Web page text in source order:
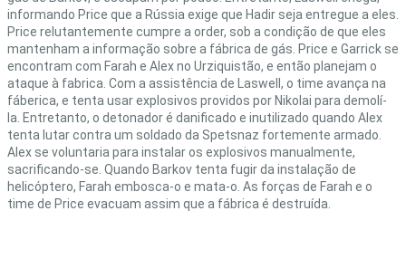
informando Price que a Rússia exige que Hadir seja entregue a eles.
Price relutantemente cumpre a order, sob a condição de que eles
mantenham a informação sobre a fábrica de gás. Price e Garrick se
encontram com Farah e Alex no Urziquistão, e então planejam o
ataque à fabrica. Com a assistência de Laswell, o time avança na
fáberica, e tenta usar explosivos providos por Nikolai para demolí-
la. Entretanto, o detonador é danificado e inutilizado quando Alex
tenta lutar contra um soldado da Spetsnaz fortemente armado.
Alex se voluntaria para instalar os explosivos manualmente,
sacrificando-se. Quando Barkov tenta fugir da instalação de
helicóptero, Farah embosca-o e mata-o. As forças de Farah e o
time de Price evacuam assim que a fábrica é destruída.